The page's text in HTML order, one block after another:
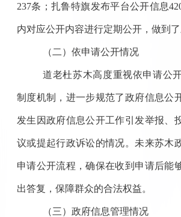
237条；扎鲁特旗发布平台公开信息
内对应公开内容进行定期公开，做到了
（二）依申请公开情况
道老杜苏木高度重视依申请公
制度机制，进一步规范了政府信息公
发生因政府信息公开工作引发举报、
议或提起行政诉讼的情况。未来苏木
申请公开流程，确保在收到申请后能
出答复，保障群众的合法权益。
（三）政府信息管理情况